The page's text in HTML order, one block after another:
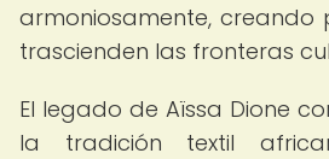
armoniosamente, creando
trascienden las fronteras
El legado de Aïssa Dione
la tradición textil